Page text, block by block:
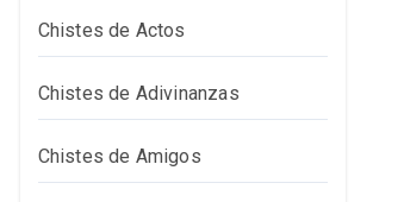
Chistes de Actos
Chistes de Adivinanzas
Chistes de Amigos